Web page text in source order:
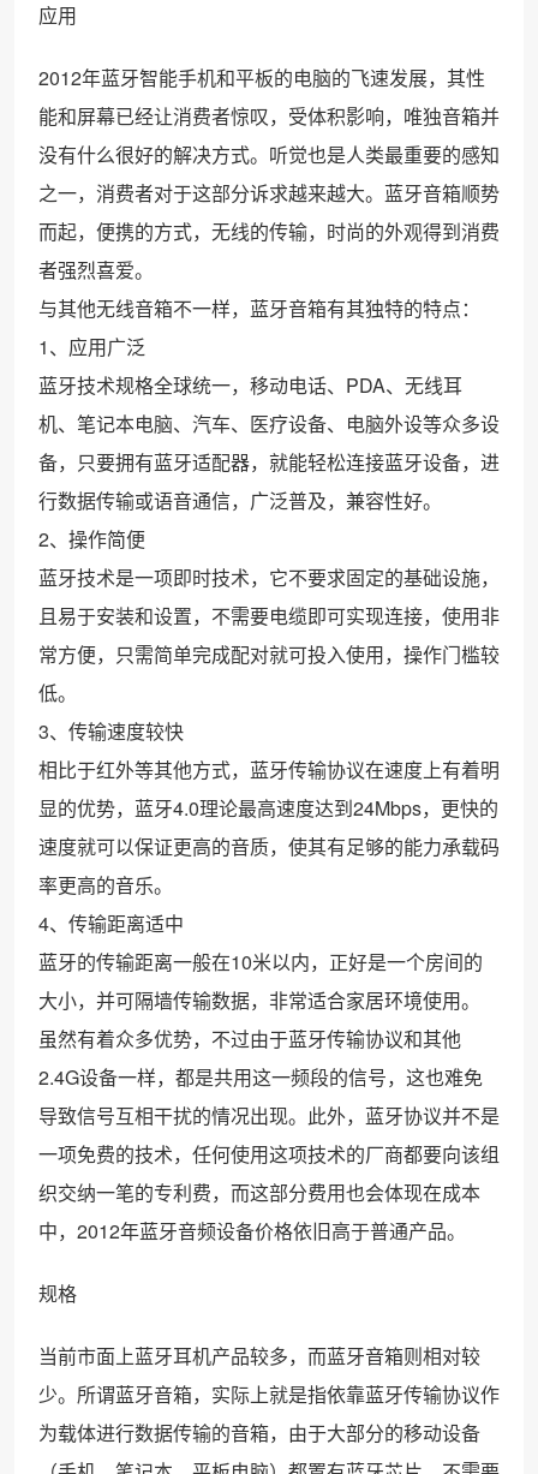
应用
2012年蓝牙智能手机和平板的电脑的飞速发展，其性
能和屏幕已经让消费者惊叹，受体积影响，唯独音箱并
没有什么很好的解决方式。听觉也是人类最重要的感知
之一，消费者对于这部分诉求越来越大。蓝牙音箱顺势
而起，便携的方式，无线的传输，时尚的外观得到消费
者强烈喜爱。
与其他无线音箱不一样，蓝牙音箱有其独特的特点：
1、应用广泛
蓝牙技术规格全球统一，移动电话、PDA、无线耳
机、笔记本电脑、汽车、医疗设备、电脑外设等众多设
备，只要拥有蓝牙适配器，就能轻松连接蓝牙设备，进
行数据传输或语音通信，广泛普及，兼容性好。
2、操作简便
蓝牙技术是一项即时技术，它不要求固定的基础设施，
且易于安装和设置，不需要电缆即可实现连接，使用非
常方便，只需简单完成配对就可投入使用，操作门槛较
低。
3、传输速度较快
相比于红外等其他方式，蓝牙传输协议在速度上有着明
显的优势，蓝牙4.0理论最高速度达到24Mbps，更快的
速度就可以保证更高的音质，使其有足够的能力承载码
率更高的音乐。
4、传输距离适中
蓝牙的传输距离一般在10米以内，正好是一个房间的
大小，并可隔墙传输数据，非常适合家居环境使用。
虽然有着众多优势，不过由于蓝牙传输协议和其他
2.4G设备一样，都是共用这一频段的信号，这也难免
导致信号互相干扰的情况出现。此外，蓝牙协议并不是
一项免费的技术，任何使用这项技术的厂商都要向该组
织交纳一笔的专利费，而这部分费用也会体现在成本
中，2012年蓝牙音频设备价格依旧高于普通产品。
规格
当前市面上蓝牙耳机产品较多，而蓝牙音箱则相对较
少。所谓蓝牙音箱，实际上就是指依靠蓝牙传输协议作
为载体进行数据传输的音箱，由于大部分的移动设备